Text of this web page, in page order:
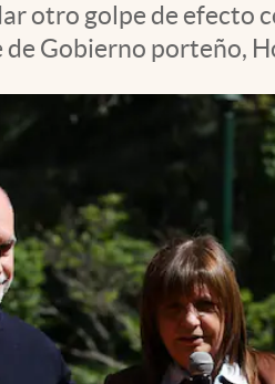
otro golpe de efecto
Gobierno porteño,